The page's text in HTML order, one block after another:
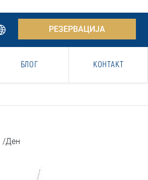
РЕЗЕРВАЦИЈА
БЛОГ КОНТАКТ
/Ден